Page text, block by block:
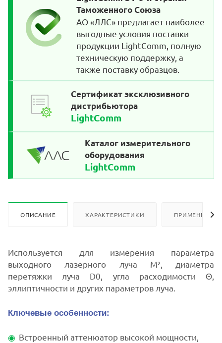
Таможенного Союза
АО «ЛЛС» предлагает наиболее
выгодные условия поставки
продукции LightComm, полную
техническую поддержку, а
также поставку образцов.
Сертификат эксклюзивного
дистрибьютора
LightComm
Каталог измерительного
оборудования
LightComm
ОПИСАНИЕ ХАРАКТЕРИСТИКИ ПРИМЕНЕНИЕ
Используется для измерения параметра
выходного лазерного луча M², диаметра
перетяжки луча D0, угла расходимости Θ,
эллиптичности и других параметров луча.
Ключевые особенности:
Встроенный аттенюатор высокой мощности,